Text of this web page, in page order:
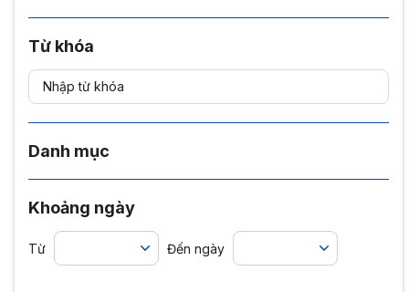
Từ khóa
Danh mục
Khoảng ngày
Từ Đến ngày